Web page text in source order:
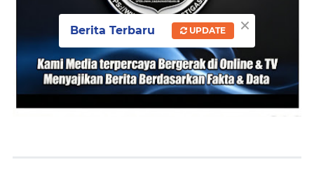
×
Berita Terbaru UPDATE